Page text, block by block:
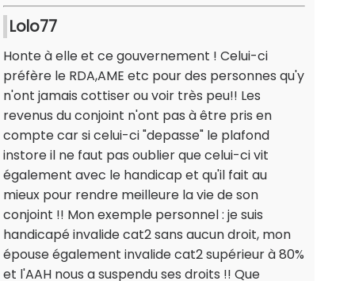
Lolo77
Honte à elle et ce gouvernement ! Celui-ci
préfère le RDA,AME etc pour des personnes qu'y
n'ont jamais cottiser ou voir très peu!! Les
revenus du conjoint n'ont pas à être pris en
compte car si celui-ci "depasse" le plafond
instore il ne faut pas oublier que celui-ci vit
également avec le handicap et qu'il fait au
mieux pour rendre meilleure la vie de son
conjoint !! Mon exemple personnel : je suis
handicapé invalide cat2 sans aucun droit, mon
épouse également invalide cat2 supérieur à 80%
et l'AAH nous a suspendu ses droits !! Que